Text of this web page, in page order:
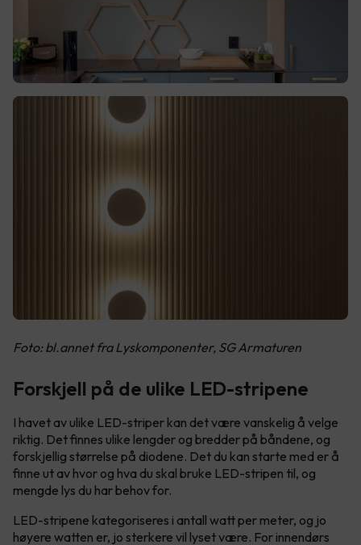
Foto: bl.annet fra Lyskomponenter, SG Armaturen
Forskjell på de ulike LED-stripene
I havet av ulike LED-striper kan det være vanskelig å velge
riktig. Det finnes ulike lengder og bredder på båndene, og
forskjellig størrelse på diodene. Det du kan starte med er å
finne ut av hvor og hva du skal bruke LED-stripen til, og
mengde lys du har behov for.
LED-stripene kategoriseres i antall watt per meter, og jo
høyere watten er, jo sterkere vil lyset være. For innendørs